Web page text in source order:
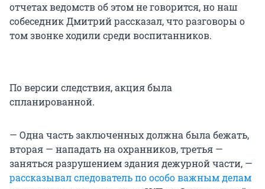
отчетах ведомств об этом не говорится, но наш
собеседник Дмитрий рассказал, что разговоры о
том звонке ходили среди воспитанников.
По версии следствия, акция была
спланированной.
— Одна часть заключенных должна была бежать,
вторая — нападать на охранников, третья —
заняться разрушением здания дежурной части, —
рассказывал следователь по особо важным делам